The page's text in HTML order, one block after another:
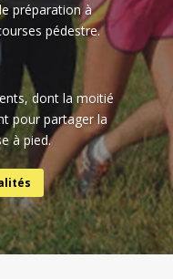
préparation à
pédestre.
dont la moitié
pour partager la
à pied.